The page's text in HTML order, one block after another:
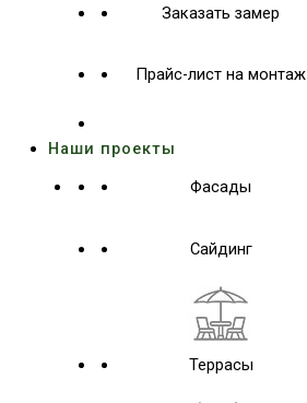
Заказать замер
Прайс-лист на монтаж
Наши проекты
Фасады
Сайдинг
Террасы